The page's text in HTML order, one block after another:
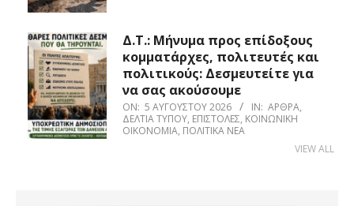
Δ.Τ.: Μήνυμα προς επίδοξους
κομματάρχες, πολιτευτές και
πολιτικούς: Δεσμευτείτε για
να σας ακούσουμε
ON: 5 ΑΥΓΟΎΣΤΟΥ 2026 IN: ΆΡΘΡΑ,
ΔΕΛΤΊΑ ΤΎΠΟΥ, ΕΠΙΣΤΟΛΈΣ, ΚΟΙΝΩΝΙΚΉ
ΟΙΚΟΝΟΜΊΑ, ΠΟΛΙΤΙΚΆ ΝΈΑ
VIEW ALL